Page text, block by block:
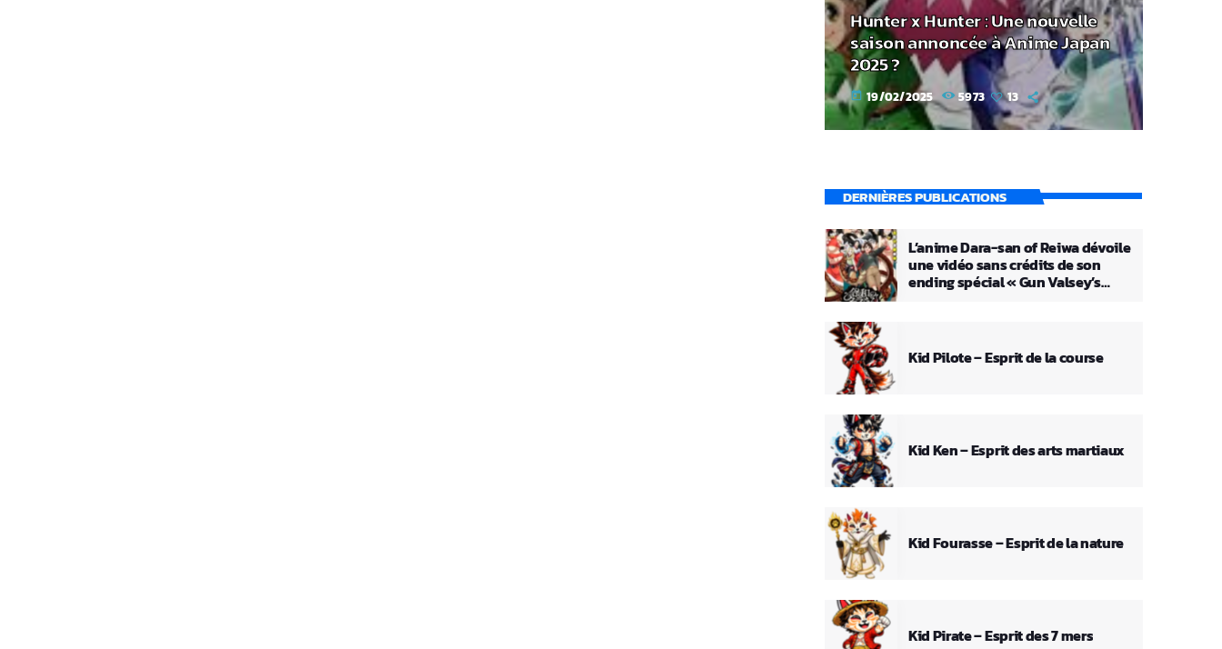
Hunter x Hunter : Une nouvelle
saison annoncée à Anime Japan
2025 ?
today 19/02/2025 5973 13
DERNIÈRES PUBLICATIONS
L’anime Dara-san of Reiwa dévoile
une vidéo sans crédits de son
ending spécial « Gun Valsey’s
Kid Pilote – Esprit de la course
Kid Ken – Esprit des arts martiaux
Kid Fourasse – Esprit de la nature
Kid Pirate – Esprit des 7 mers